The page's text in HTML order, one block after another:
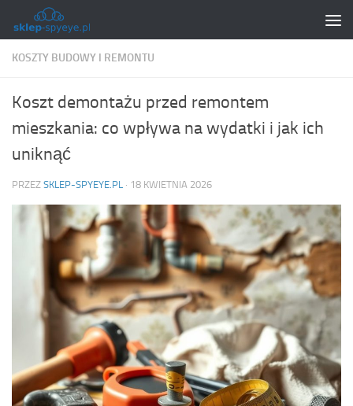
Skip to content
KOSZTY BUDOWY I REMONTU
Koszt demontażu przed remontem
mieszkania: co wpływa na wydatki i jak ich
uniknąć
PRZEZ SKLEP-SPYEYE.PL · 18 KWIETNIA 2026